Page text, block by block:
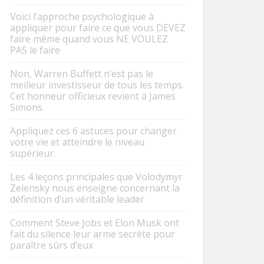
Voici l’approche psychologique à
appliquer pour faire ce que vous DEVEZ
faire même quand vous NE VOULEZ
PAS le faire
Non, Warren Buffett n’est pas le
meilleur investisseur de tous les temps.
Cet honneur officieux revient à James
Simons.
Appliquez ces 6 astuces pour changer
votre vie et atteindre le niveau
supérieur.
Les 4 leçons principales que Volodymyr
Zelensky nous enseigne concernant la
définition d’un véritable leader
Comment Steve Jobs et Elon Musk ont
fait du silence leur arme secrète pour
paraître sûrs d’eux